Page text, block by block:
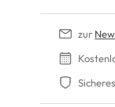
zur